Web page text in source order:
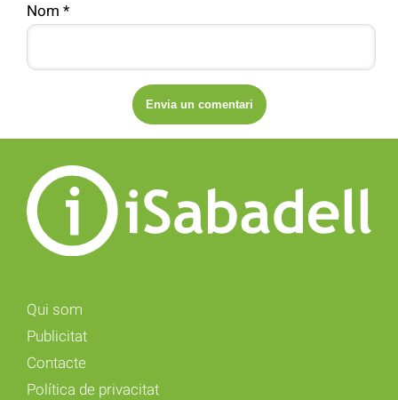
Nom *
Qui som
Publicitat
Contacte
Política de privacitat